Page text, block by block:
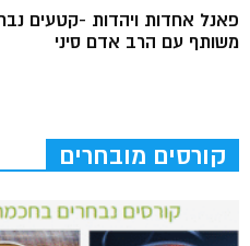
פאנל אחדות ויהדות -קטעים
משותף עם הרב אדם סיני
קורסים מובחרים